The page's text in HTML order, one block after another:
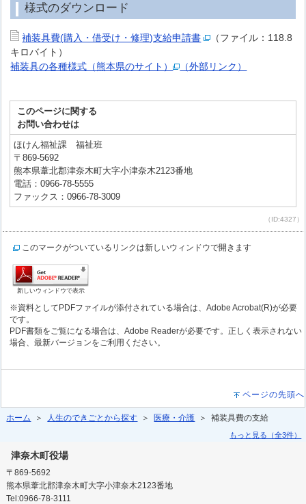
様式のダウンロード
補装具費(購入・借受け・修理)支給申請書
（ファイル：118.8
キロバイト）
補装具の各種様式（熊本県のサイト）
（外部リンク）
このページに関する
お問い合わせは
ほけん福祉課 福祉班
〒869-5692
熊本県葦北郡津奈木町大字小津奈木2123番地
電話：0966-78-5555
ファックス：0966-78-3009
（ID:4327）
このマークがついているリンクは新しいウィンドウで開きます
新しいウィンドウで表示
※資料としてPDFファイルが添付されている場合は、Adobe Acrobat(R)が必要
です。
PDF書類をご覧になる場合は、Adobe Readerが必要です。正しく表示されない
場合、最新バージョンをご利用ください。
ページの先頭へ
ホーム ＞ 人生のできごとから探す ＞ 医療・介護 ＞ 補装具費の支給
もっと見る（全3件）
津奈木町役場
〒869-5692
熊本県葦北郡津奈木町大字小津奈木2123番地
Tel:0966-78-3111